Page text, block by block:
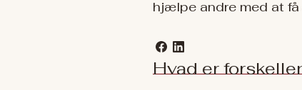
hjælpe andre med at
Hvad er